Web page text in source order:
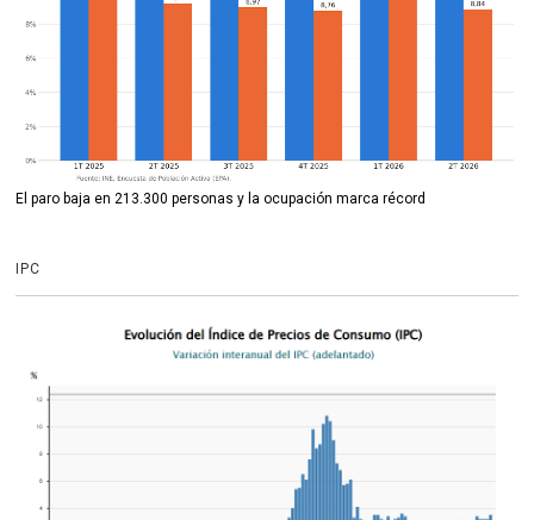
El paro baja en 213.300 personas y la ocupación marca récord
IPC